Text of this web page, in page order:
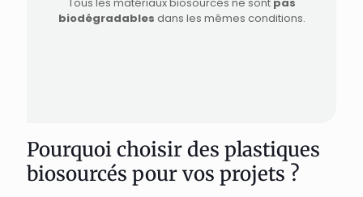
biodégradables dans les mêmes conditions.
Pourquoi choisir des plastiques
biosourcés pour vos projets ?